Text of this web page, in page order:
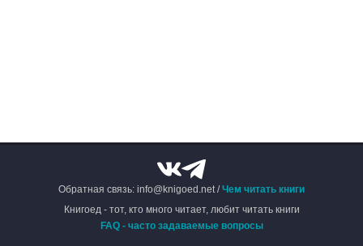
Обратная связь: info@knigoed.net /Чем читать книги
Книгоед - тот, кто много читает, любит читать книги
FAQ - часто задаваемые вопросы